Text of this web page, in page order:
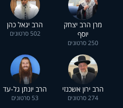
מרן הרב יצחק
יוסף
250 סרטונים
הרב יגאל כהן
502 סרטונים
הרב ירון אשכנזי
274 סרטונים
הרב יונתן גל-עד
53 סרטונים